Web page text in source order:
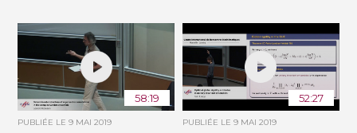
58:19
PUBLIÉE LE9 MAI 2019
52:27
PUBLIÉE LE 9 MAI 2019